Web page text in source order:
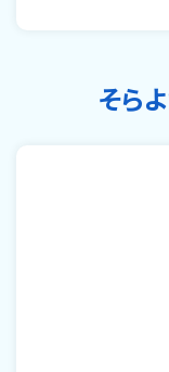
そら